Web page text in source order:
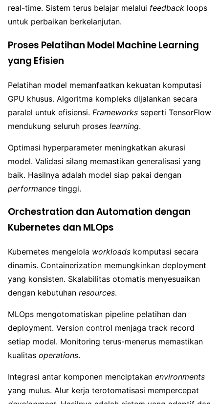
real-time. Sistem terus belajar melalui feedback loops
untuk perbaikan berkelanjutan.
Proses Pelatihan Model Machine Learning
yang Efisien
Pelatihan model memanfaatkan kekuatan komputasi
GPU khusus. Algoritma kompleks dijalankan secara
paralel untuk efisiensi. Frameworks seperti TensorFlow
mendukung seluruh proses learning.
Optimasi hyperparameter meningkatkan akurasi
model. Validasi silang memastikan generalisasi yang
baik. Hasilnya adalah model siap pakai dengan
performance tinggi.
Orchestration dan Automation dengan
Kubernetes dan MLOps
Kubernetes mengelola workloads komputasi secara
dinamis. Containerization memungkinkan deployment
yang konsisten. Skalabilitas otomatis menyesuaikan
dengan kebutuhan resources.
MLOps mengotomatiskan pipeline pelatihan dan
deployment. Version control menjaga track record
setiap model. Monitoring terus-menerus memastikan
kualitas operations.
Integrasi antar komponen menciptakan environments
yang mulus. Alur kerja terotomatisasi mempercepat